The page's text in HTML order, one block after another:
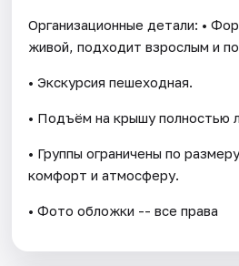
Организационные детали: •
живой, подходит взрослым и
• Экскурсия пешеходная.
• Подъём на крышу полностью
• Группы ограничены по
комфорт и атмосферу.
• Фото обложки -- все права